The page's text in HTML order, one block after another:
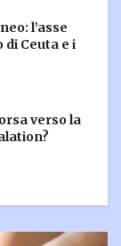
l’asse
di Ceuta e i
verso la